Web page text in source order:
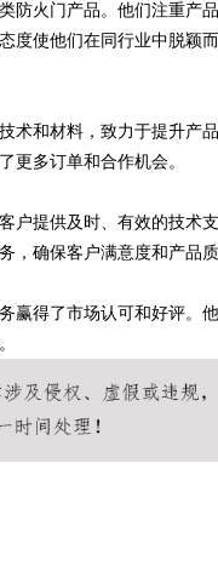
防火门产品。他们注重产
度使他们在同行业中脱颖
和材料，致力于提升产品
更多订单和合作机会。
提供及时、有效的技术支
，确保客户满意度和产品质
赢得了市场认可和好评。